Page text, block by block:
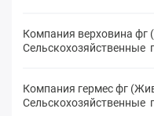
Компания верховина фг
Сельскохозяйственные
Компания гермес фг
Сельскохозяйственные